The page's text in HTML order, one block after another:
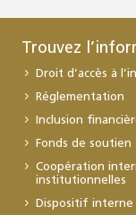
Trouvez
Droit d’accès à
Réglementation
Inclusion
Fonds de soutien
Coopération
institutionnelles
Dispositif interne